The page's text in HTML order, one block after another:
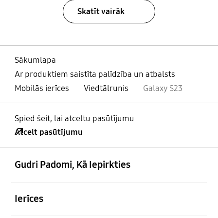
Skatīt vairāk
Sākumlapa
Ar produktiem saistīta palīdzība un atbalsts
Mobilās ierīces
Viedtālrunis Galaxy S23
Spied šeit, lai atceltu pasūtījumu
Atcelt pasūtījumu
Gudri Padomi, Kā Iepirkties
Ierīces